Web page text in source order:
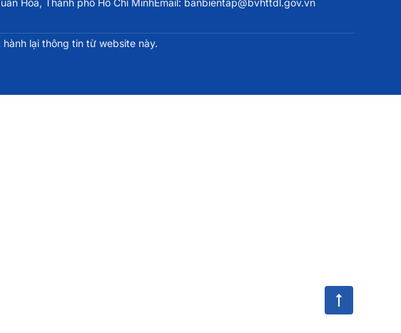
Hòa, Thành phố Hồ Chí MinhEmail: banbientap@bvhttdl.gov.vn
lại thông tin từ website này.